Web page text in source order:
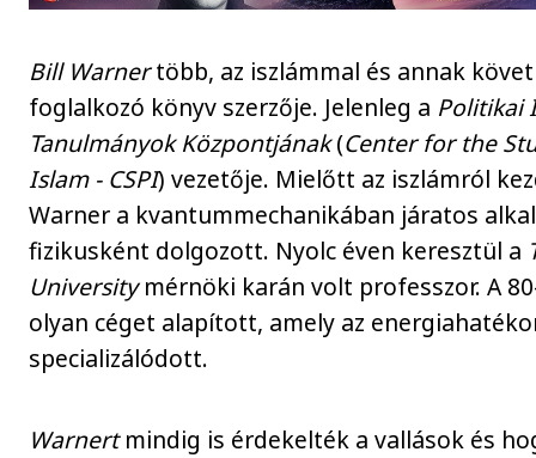
Bill Warnertöbb, az iszlámmal és annak
foglalkozó könyv szerzője. Jelenleg a Politikai
Tanulmányok Központjának(Center for the
Islam - CSPI) vezetője. Mielőtt az iszlámról
Warner a kvantummechanikában járatos
fizikusként dolgozott. Nyolc éven keresztül a
Universitymérnöki karán volt professzor. A
olyan céget alapított, amely az
specializálódott.
Warnertmindig is érdekelték a vallások és